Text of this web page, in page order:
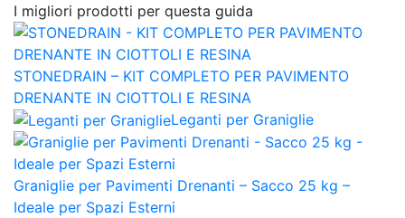
I migliori prodotti per questa guida
STONEDRAIN – KIT COMPLETO PER PAVIMENTO
DRENANTE IN CIOTTOLI E RESINA
Leganti per Graniglie
Graniglie per Pavimenti Drenanti – Sacco 25 kg –
Ideale per Spazi Esterni